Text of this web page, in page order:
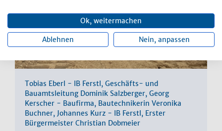
Ok, weitermachen
Ablehnen Nein, anpassen
Tobias Eberl - IB Ferstl, Geschäfts- und
Bauamtsleitung Dominik Salzberger, Georg
Kerscher - Baufirma, Bautechnikerin Veronika
Buchner, Johannes Kurz - IB Ferstl, Erster
Bürgermeister Christian Dobmeier